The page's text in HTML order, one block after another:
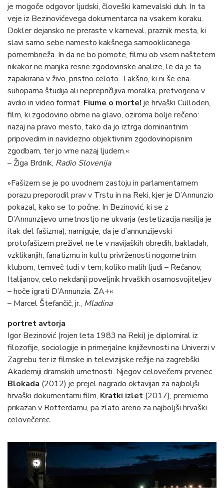
je mogoče odgovor ljudski, človeški karnevalski duh. In ta
veje iz Bezinovićevega dokumentarca na vsakem koraku.
Dokler dejansko ne preraste v karneval, praznik mesta, ki
slavi samo sebe namesto kakšnega samooklicanega
pomembneža. In da ne bo pomote, filmu ob vsem naštetem
nikakor ne manjka resne zgodovinske analize, le da je ta
zapakirana v živo, pristno celoto. Takšno, ki ni še ena
suhoparna študija ali neprepričljiva moralka, pretvorjena v
avdio in video format. Fiume o morte! je hrvaški Culloden,
film, ki zgodovino obrne na glavo, oziroma bolje rečeno:
nazaj na pravo mesto, tako da jo iztrga dominantnim
pripovedim in navidezno objektivnim zgodovinopisnim
zgodbam, ter jo vrne nazaj ljudem.«
– Žiga Brdnik, Radio Slovenija
»Fašizem se je po uvodnem zastoju in parlamentarnem
porazu preporodil prav v Trstu in na Reki, kjer je D’Annunzio
pokazal, kako se to počne. In Bezinović, ki se z
D’Annunzijevo umetnostjo ne ukvarja (estetizacija nasilja je
itak del fašizma), namiguje, da je d’annunzijevski
protofašizem preživel ne le v navijaških obredih, bakladah,
vzklikanjih, fanatizmu in kultu privrženosti nogometnim
klubom, temveč tudi v tem, koliko malih ljudi – Rečanov,
Italijanov, celo nekdanji poveljnik hrvaških osamosvojiteljev
– hoče igrati D’Annunzia. ZA+«
– Marcel Štefančič, jr., Mladina
portret avtorja
Igor Bezinović (rojen leta 1983 na Reki) je diplomiral iz
filozofije, sociologije in primerjalne književnosti na Univerzi v
Zagrebu ter iz filmske in televizijske režije na zagrebški
Akademiji dramskih umetnosti. Njegov celovečerni prvenec
Blokada (2012) je prejel nagrado oktavijan za najboljši
hrvaški dokumentarni film, Kratki izlet (2017), premierno
prikazan v Rotterdamu, pa zlato areno za najboljši hrvaški
celovečerec.